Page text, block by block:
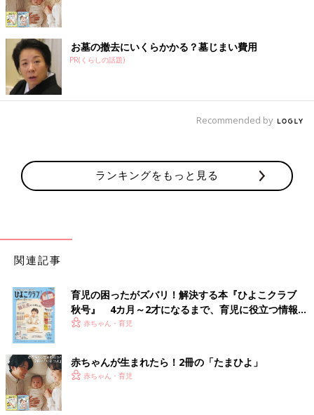
お墓の撤去にいくらかかる？墓じまい費用
PR(くらしの話題)
Recommended by
ランキングをもっと見る
関連記事
育児の困ったがズバリ！解決する本『ひよこクラブ
秋号』 4カ月～2才になるまで、育児に役立つ情報が
いっぱい！
赤ちゃん・育児
赤ちゃんが生まれたら！2冊の「たまひよ」
赤ちゃん・育児